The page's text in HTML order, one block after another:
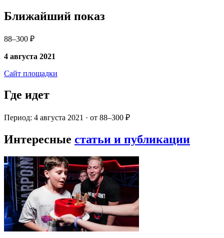
Ближайший показ
88–300 ₽
4 августа 2021
Сайт площадки
Где идет
Период: 4 августа 2021 · от 88–300 ₽
Интересные статьи и публикации